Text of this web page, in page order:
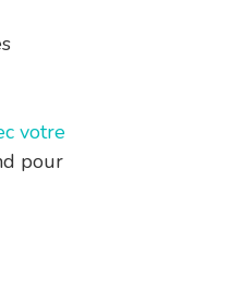
votre
pour